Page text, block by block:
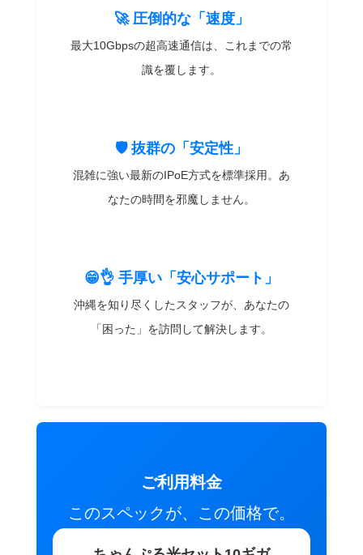
🚀 圧倒的な「速度」
最大10Gbpsの超高速通信は、これまでの常
識を覆します。
🛡️ 抜群の「安定性」
混雑に強い最新のIPoE方式を標準採用。あ
なたの時間を邪魔しません。
😁👌 手厚い「安心サポート」
沖縄を知り尽くしたスタッフが、あなたの
「困った」を訪問して解決します。
ご利用料金
このスペックが、この価格で。